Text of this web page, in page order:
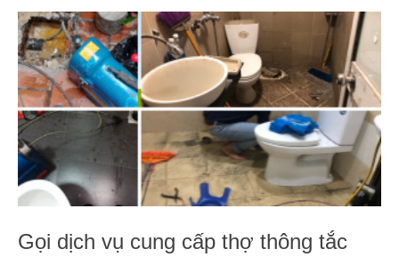
Gọi dịch vụ cung cấp thợ thông tắc